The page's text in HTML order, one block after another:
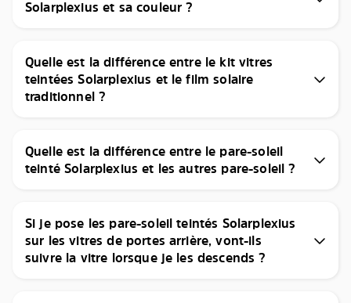
Solarplexius et sa couleur ?
Quelle est la différence entre le kit vitres
teintées Solarplexius et le film solaire
traditionnel ?
Quelle est la différence entre le pare-soleil
teinté Solarplexius et les autres pare-soleil ?
Si je pose les pare-soleil teintés Solarplexius
sur les vitres de portes arrière, vont-ils
suivre la vitre lorsque je les descends ?